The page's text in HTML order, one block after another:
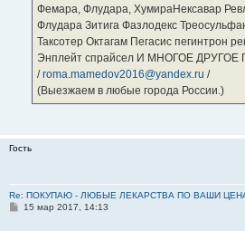
Фемара, Флудара, ХумираНексавар
Флудара Зитига Фазлодекс
Таксотер Октагам Пегасис пегинтрон
Энплейт спрайсел И МНОГОЕ
/roma.mamedov2016@yandex.ru /
(Выезжаем в любые города России.)
Гость
Re: ПОКУПАЮ - ЛЮБЫЕ ЛЕКАРСТВА ПО ВАШИ
С15 мар 2017, 14:13